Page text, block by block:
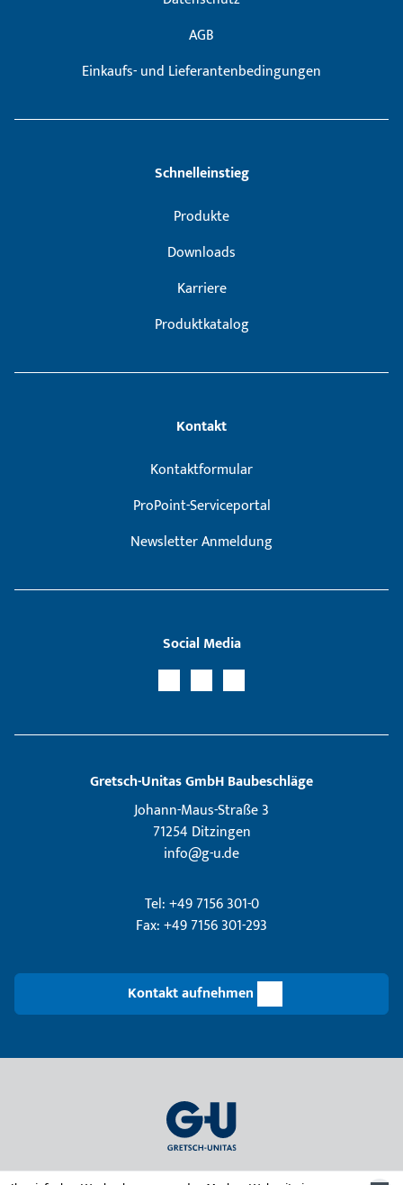
AGB
Einkaufs- und Lieferantenbedingungen
Schnelleinstieg
Produkte
Downloads
Karriere
Produktkatalog
Kontakt
Kontaktformular
ProPoint-Serviceportal
Newsletter Anmeldung
Social Media
Gretsch­-Unitas GmbH Baubeschläge
Johann-Maus-Straße 3
71254 Ditzingen
info@g-u.de
Tel: +49 7156 301-0
Fax: +49 7156 301-293
Kontakt aufnehmen